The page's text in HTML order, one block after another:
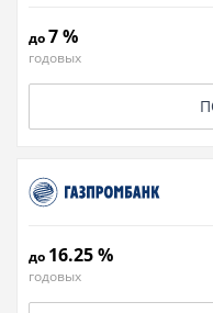
до7 %
годовых
до 16.25 %
годовых